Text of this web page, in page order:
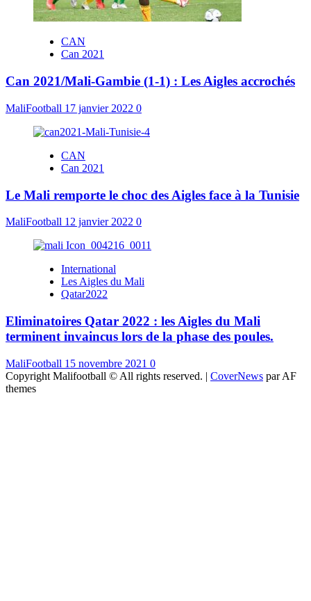
CAN
Can 2021
Can 2021/Mali-Gambie (1-1) : Les Aigles accrochés
MaliFootball 17 janvier 2022 0
CAN
Can 2021
Le Mali remporte le choc des Aigles face à la Tunisie
MaliFootball 12 janvier 2022 0
International
Les Aigles du Mali
Qatar2022
Eliminatoires Qatar 2022 : les Aigles du Mali
terminent invaincus lors de la phase des poules.
MaliFootball 15 novembre 2021 0
Copyright Malifootball © All rights reserved. | CoverNews par AF
themes